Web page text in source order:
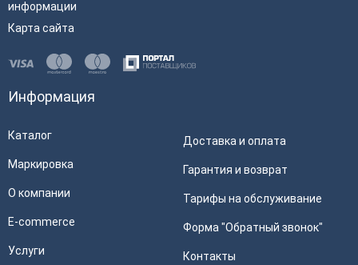
информации
Карта сайта
Информация
Каталог
Маркировка
О компании
E-commerce
Услуги
Доставка и оплата
Гарантия и возврат
Тарифы на обслуживание
Форма "Обратный звонок"
Контакты